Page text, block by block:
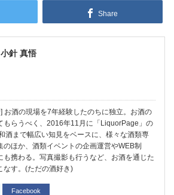
Share
針 真悟
お酒の現場を7年経験したのちに独立。お酒の
もらうべく、2016年11月に「LiquorPage」の
酒まで幅広い知見をベースに、様々な酒類専
のほか、酒類イベントの企画運営やWEB制
も携わる。写真撮影も行うなど、お酒を通じた
なす。(ただの酒好き)
Facebook